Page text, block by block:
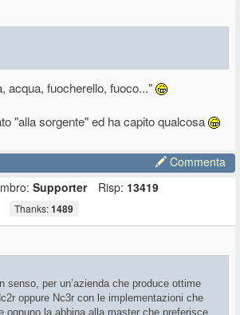
acqua, fuocherello, fuoco..."
"alla sorgente" ed ha capito qualcosa
Commenta
Supporter Risp: 13419
Thanks:1489
senso, per un’azienda che produce ottime
oppure Nc3r con le implementazioni che
la abbina alla master che preferisce..